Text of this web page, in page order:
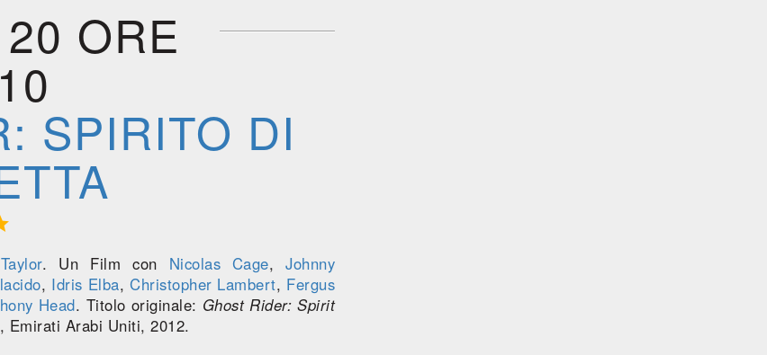
ORE
SPIRITO DI
. Un Film con Nicolas Cage,Johnny
, Idris Elba,Christopher Lambert, Fergus
Head. Titolo originale: Ghost Rider: Spirit
Emirati Arabi Uniti, 2012.